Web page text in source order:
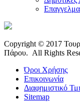
Copyright © 2017
Πάρου. All Rights
Όροι Χρήσης
Επικοινωνία
Διαφημιστικό
Sitemap